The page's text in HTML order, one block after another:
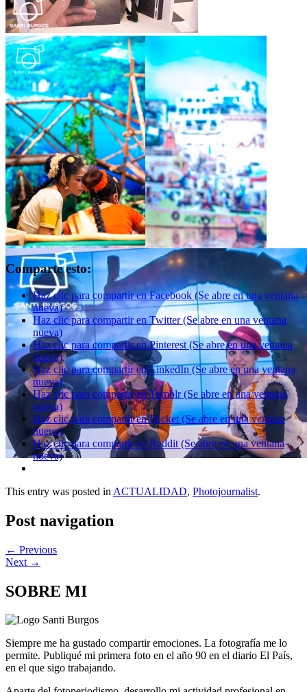
Comparte esto:
Haz clic para compartir en Facebook (Se abre en una ventana
nueva)
Haz clic para compartir en Twitter (Se abre en una ventana
nueva)
Haz clic para compartir en Pinterest (Se abre en una ventana
nueva)
Haz clic para compartir en LinkedIn (Se abre en una ventana
nueva)
Haz clic para compartir en Tumblr (Se abre en una ventana
nueva)
Haz clic para compartir en Pocket (Se abre en una ventana
nueva)
Haz clic para compartir en Reddit (Se abre en una ventana
nueva)
This entry was posted in ACTUALIDAD, Photojournalist.
Post navigation
← Previous
Next →
SOBRE MI
Siempre me ha gustado compartir emociones. La fotografía me lo
permite. Publiqué mi primera foto en el año 90 en el diario El País,
en el que sigo trabajando.